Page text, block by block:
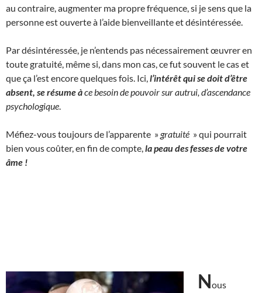
au contraire, augmenter ma propre fréquence, si je sens que la
personne est ouverte à l’aide bienveillante et désintéressée.
Par désintéressée, je n’entends pas nécessairement œuvrer en
toute gratuité, même si, dans mon cas, ce fut souvent le cas et
que ça l’est encore quelques fois. Ici, l’intérêt qui se doit d’être
absent, se résume àce besoin de pouvoir sur autrui, d’ascendance
psychologique
Méfiez-vous toujours de l’apparente » gratuité » qui pourrait
bien vous coûter, en fin de compte, la peau des fesses de votre
âme !
Nous